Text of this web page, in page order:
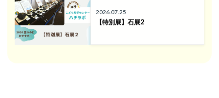
2026.07.25
【特別展】石展2